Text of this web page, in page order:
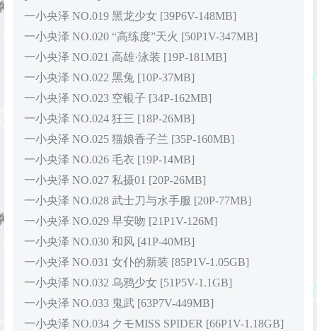
一小央泽 NO.019 黑龙少女 [39P6V-148MB]
一小央泽 NO.020 “高练度”天火 [50P1V-347MB]
一小央泽 NO.021 高雄·泳装 [19P-181MB]
一小央泽 NO.022 黑兔 [10P-37MB]
一小央泽 NO.023 空银子 [34P-162MB]
一小央泽 NO.024 狂三 [18P-26MB]
一小央泽 NO.025 猫娘香子兰 [35P-160MB]
一小央泽 NO.026 毛衣 [19P-14MB]
一小央泽 NO.027 私摄01 [20P-26MB]
一小央泽 NO.028 武士刀与水手服 [20P-77MB]
一小央泽 NO.029 早安吻 [21P1V-126M]
一小央泽 NO.030 和风 [41P-40MB]
一小央泽 NO.031 女仆的新装 [85P1V-1.05GB]
一小央泽 NO.032 乌鸦少女 [51P5V-1.1GB]
一小央泽 NO.033 鬼武 [63P7V-449MB]
一小央泽 NO.034 クモMISS SPIDER [66P1V-1.18GB]